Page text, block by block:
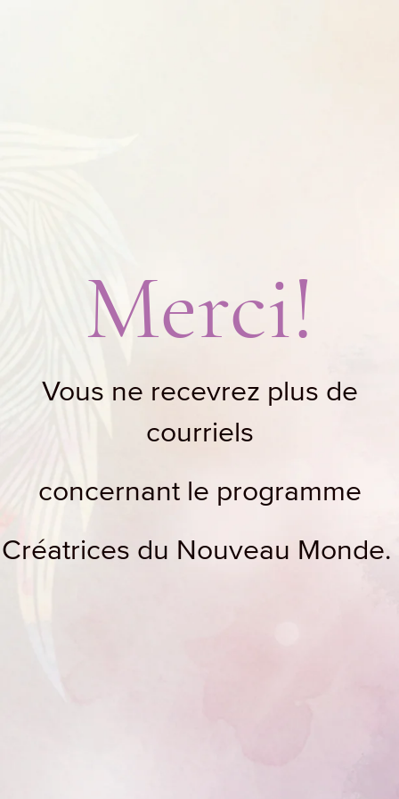
Merci!
Vous ne recevrez plus de
courriels
concernant le programme
Créatrices du Nouveau Monde.